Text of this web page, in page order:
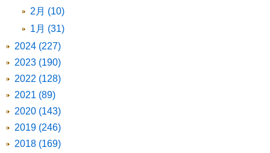
2月 (10)
1月 (31)
2024 (227)
2023 (190)
2022 (128)
2021 (89)
2020 (143)
2019 (246)
2018 (169)